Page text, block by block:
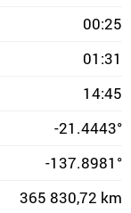
00:25
01:31
14:45
-21.4443°
-137.8981°
365 830,72 km